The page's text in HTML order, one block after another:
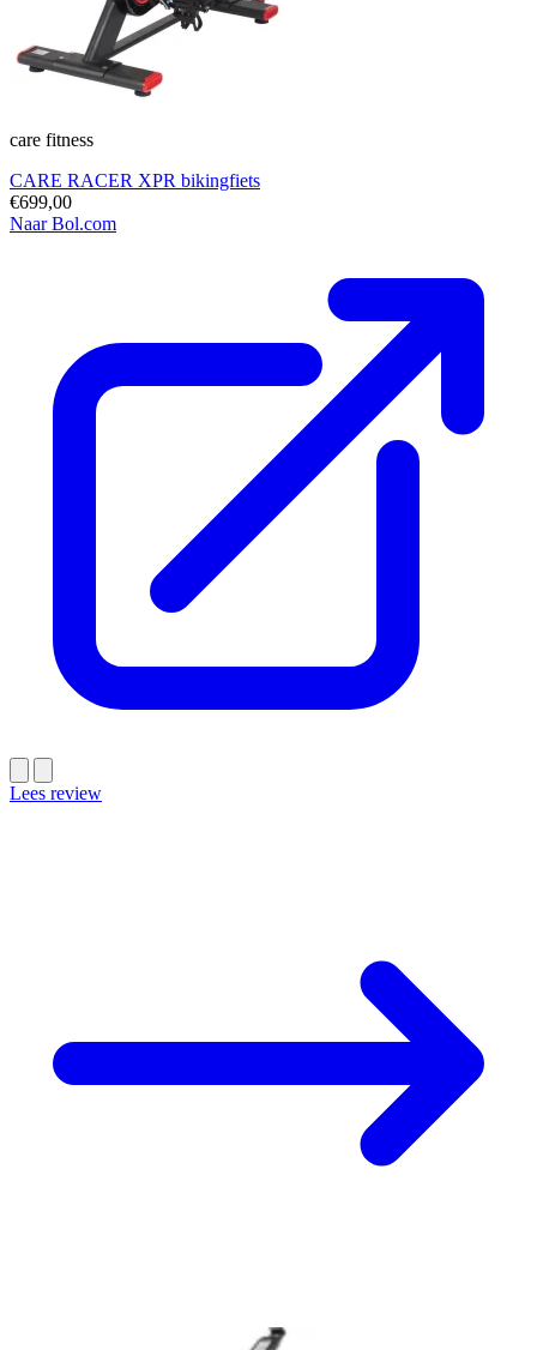
care fitness
CARE RACER XPR bikingfiets
€699,00
Naar Bol.com
Lees review